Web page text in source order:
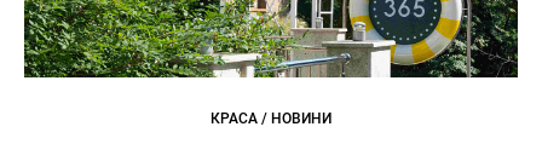
КРАСА / НОВИНИ